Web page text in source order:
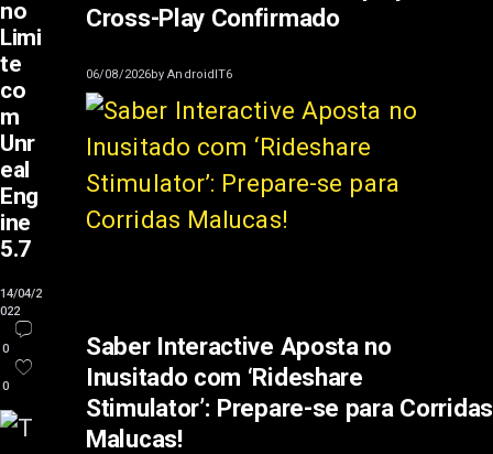
no
Limi
te
co
m
Unr
eal
Eng
ine
5.7
14/04/2
022
0
0
Cross-Play Confirmado
06/08/2026byAndroidIT6
Saber Interactive Aposta no
Inusitado com ‘Rideshare
Stimulator’: Prepare-se para Corridas
Malucas!